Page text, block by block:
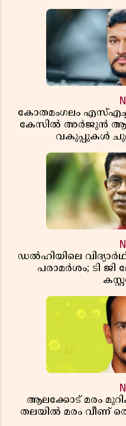
കോതമംഗലം
കേസിൽ അർജുൻ
വകുപ്പുകൾ
ഡൽഹിയിലെ
പരാമർശം; ടി
ആലക്കോട് മരം
തലയിൽ മരം വീണ്